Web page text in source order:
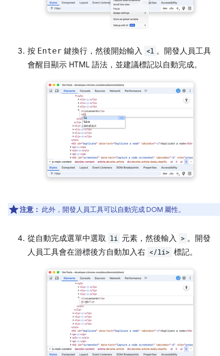
按 Enter 鍵換行，然後開始輸入 <l 。開發人員工具
會醒目顯示 HTML 語法，並建議標記以自動完成。
注意： 此外，開發人員工具可以自動完成 DOM 屬性。
從自動完成選單中選取 li 元素，然後輸入 > 。開發
人員工具會在游標後方自動加入右 </li> 標記。